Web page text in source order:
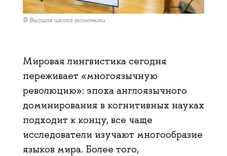
© Высшая школа экономики
Мировая лингвистика сегодня
переживает «многоязычную
революцию»: эпоха англоязычного
доминирования в когнитивных науках
подходит к концу, все чаще
исследователи изучают многообразие
языков мира. Более того,